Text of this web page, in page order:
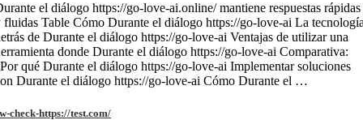
el diálogo https://go-love-ai.online/ mantiene respuestas rápidas
fluidas Table Cómo Durante el diálogo https://go-love-ai La
de Durante el diálogo https://go-love-ai Ventajas de utilizar una
donde Durante el diálogo https://go-love-ai Comparativa:
qué Durante el diálogo https://go-love-ai Implementar soluciones
Durante el diálogo https://go-love-ai Cómo Durante el …
check-https://test.com/